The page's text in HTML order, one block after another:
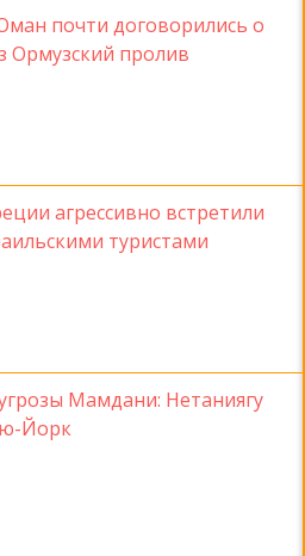
почти договорились о
Ормузский пролив
агрессивно встретили
туристами
Мамдани: Нетаниягу
Йорк